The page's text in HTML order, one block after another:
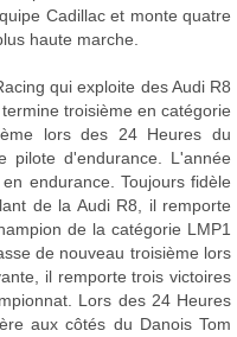
Cadillac et monte quatre
haute marche.
qui exploite des Audi R8
troisième en catégorie
lors des 24 Heures du
pilote d'endurance. L'année
endurance. Toujours fidèle
de la Audi R8, il remporte
de la catégorie LMP1
de nouveau troisième lors
il remporte trois victoires
Lors des 24 Heures
aux côtés du Danois Tom